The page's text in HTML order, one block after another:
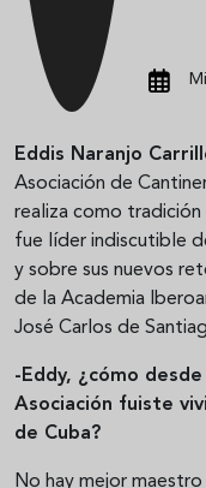
Eddis Naranjo
Asociación de
realiza como
fue líder indiscutible
y sobre sus nuevos
de la Academia
José Carlos de
-Eddy, ¿cómo
Asociación fuiste
de Cuba?
No hay mejor